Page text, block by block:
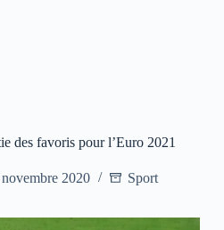
des favoris pour l’Euro 2021
2020 Sport